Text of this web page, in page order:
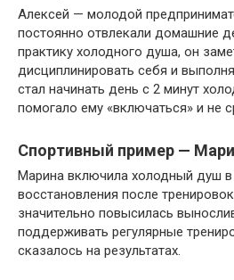
Алексей — молодой
постоянно отвлекали домашние
практику холодного душа, он
дисциплинировать себя и
стал начинать день с 2 минут
помогало ему «включаться» и не
Спортивный пример —
Марина включила холодный душ
восстановления после
значительно повысилась
поддерживать регулярные
сказалось на результатах.